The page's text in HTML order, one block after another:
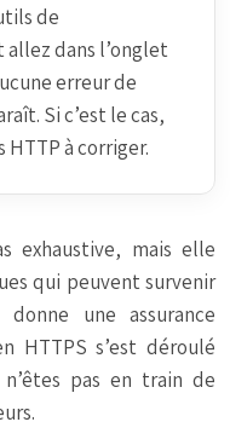
de
dans l’onglet
erreur de
Si c’est le cas,
HTTP à corriger.
exhaustive, mais elle
qui peuvent survenir
une assurance
HTTPS s’est déroulé
pas en train de